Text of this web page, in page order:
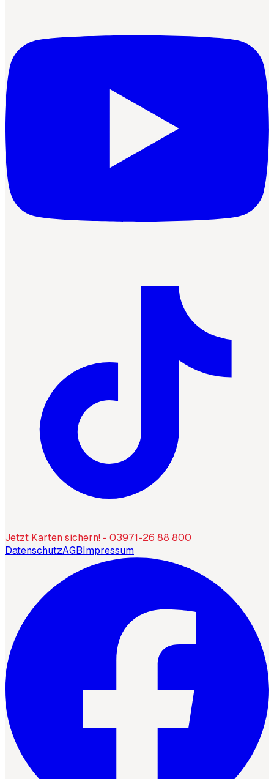
Jetzt Karten sichern! - 03971-26 88 800
DatenschutzAGBImpressum